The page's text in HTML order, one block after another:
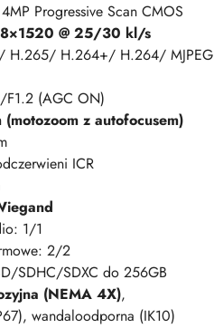
Progressive Scan CMOS
@ 25/30 kl/s
H.265/ H.264+/ H.264/ MJPEG
F1.2 (AGC ON)
z autofocusem)
ICR
1/1
2/2
SDHC/SDXC do 256GB
(NEMA 4X),
wandaloodporna (IK10)